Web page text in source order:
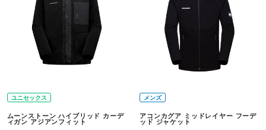
ユニセックス
ムーンストーン ハイブリッド カーデ
ィガン アジアンフィット
メンズ
アコンカグア ミッドレイヤー フーデ
ッド ジャケット